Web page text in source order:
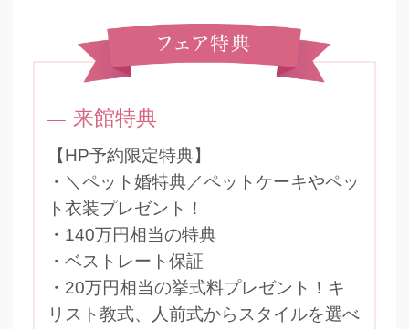
来館特典
【HP予約限定特典】
・＼ペット婚特典／ペットケーキやペッ
ト衣装プレゼント！
・140万円相当の特典
・ベストレート保証
・20万円相当の挙式料プレゼント！キ
リスト教式、人前式からスタイルを選べ